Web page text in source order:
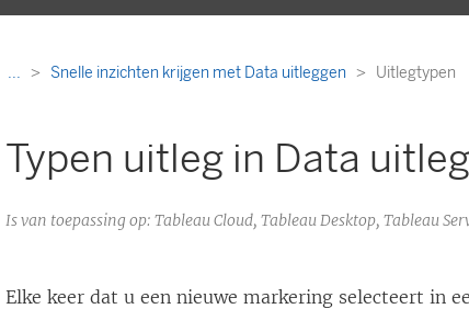
... Snelle inzichten krijgen met Data uitleggen Uitlegtypen
Typen uitleg in Data
Is van toepassing op: Tableau Cloud, Tableau Desktop, Tableau
Elke keer dat u een nieuwe markering selecteert in